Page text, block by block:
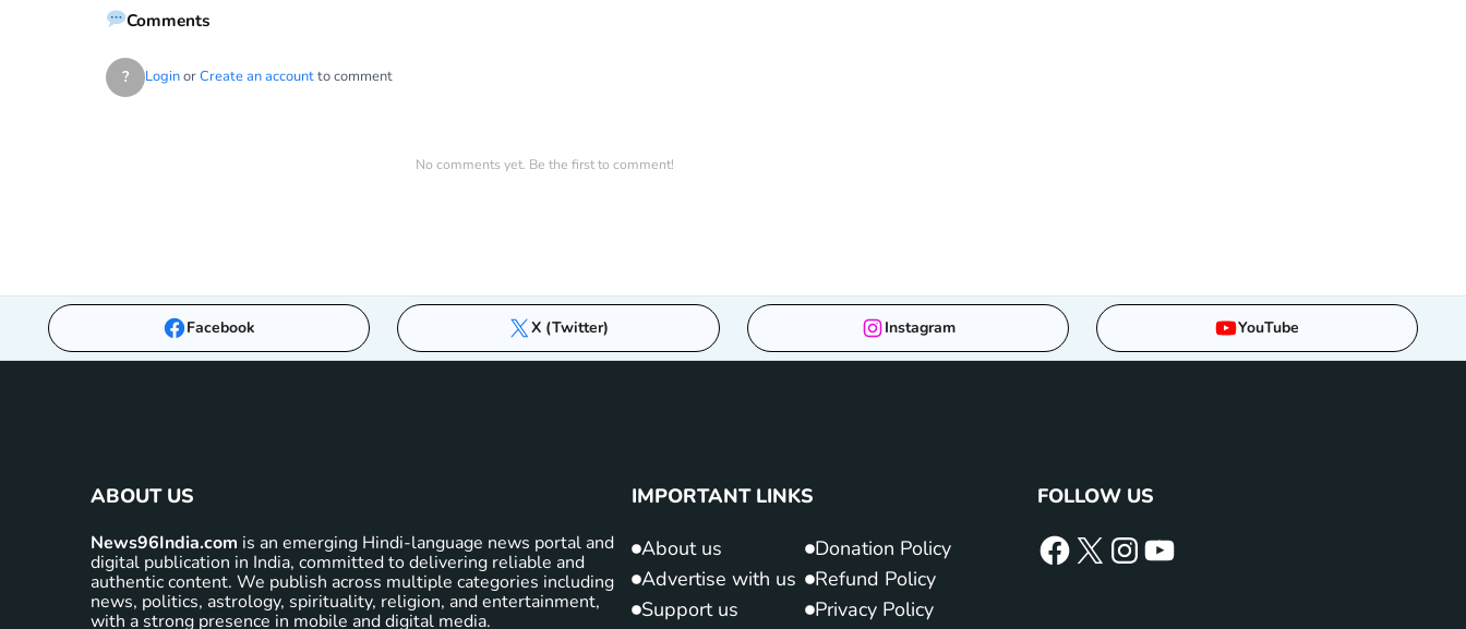
Comments
? LoginorCreate an accountto comment
No comments yet. Be the first to comment!
Facebook X (Twitter) Instagram YouTube
ABOUT US
News96India.com is an emerging Hindi-language news portal and
digital publication in India, committed to delivering reliable and
authentic content. We publish across multiple categories including
news, politics, astrology, spirituality, religion, and entertainment,
with a strong presence in mobile and digital media.
IMPORTANT LINKS
About us
Advertise with us
Support us
Donation Policy
Refund Policy
Privacy Policy
FOLLOW US